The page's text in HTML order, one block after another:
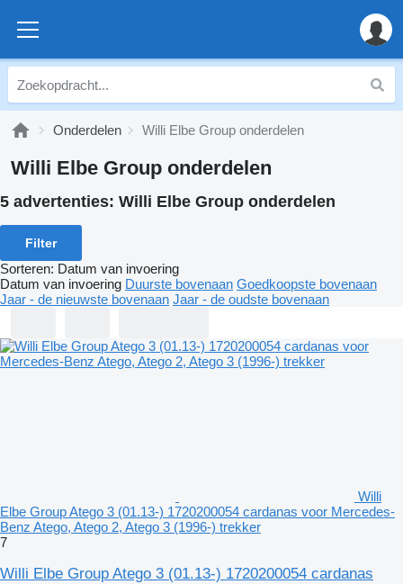
Onderdelen Willi Elbe Group onderdelen
Willi Elbe Group onderdelen
5 advertenties: Willi Elbe Group onderdelen
Filter
Sorteren: Datum van invoering
Datum van invoering Duurste bovenaan Goedkoopste bovenaan
Jaar - de nieuwste bovenaan Jaar - de oudste bovenaan
Willi
Elbe Group Atego 3 (01.13-) 1720200054 cardanas voor Mercedes-
Benz Atego, Atego 2, Atego 3 (1996-) trekker
7
Willi Elbe Group Atego 3 (01.13-) 1720200054 cardanas